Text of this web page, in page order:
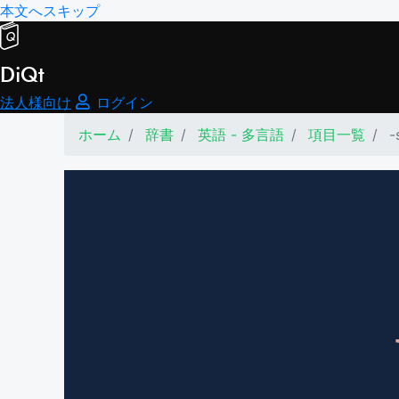
本文へスキップ
DiQt
法人様向け
ログイン
ホーム
辞書 英語 - 多言語 項目一覧 -